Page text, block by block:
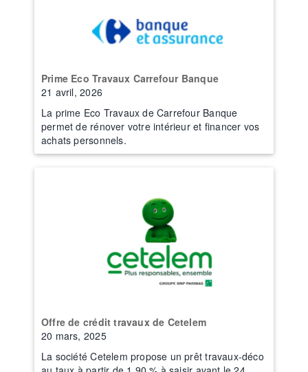
Prime Eco Travaux Carrefour Banque
21 avril, 2026
La prime Eco Travaux de Carrefour Banque
permet de rénover votre intérieur et financer vos
achats personnels.
Offre de crédit travaux de Cetelem
20 mars, 2025
La société Cetelem propose un prêt travaux-déco